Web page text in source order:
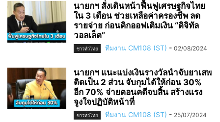
นายกฯ สั่งเดินหน้าฟื้นฟูเศรษฐกิจไทย
ใน 3 เดือน ช่วยเหลือค่าครองชีพ ลด
รายจ่าย ก่อนคิกออฟเติมเงิน “ดิจิทัล
วอลเล็ต”
ข่าวทั่วไทย ทีมงาน CM108 (ST) - 02/08/2024
นายกฯ แนะแบ่งเงินรางวัลนำจับยาเสพ
ติดเป็น 2 ส่วน จับกุมได้ให้ก่อน 30%
อีก 70% จ่ายตอนคดีจบสิ้น สร้างแรง
จูงใจปฏิบัติหน้าที่
ข่าวทั่วไทย ทีมงาน CM108 (ST) - 25/07/2024